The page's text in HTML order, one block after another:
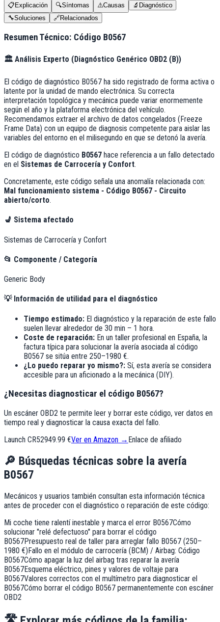
📋 Explicación 🔍Síntomas ⚠️Causas 🔬 Diagnóstico
🔧Soluciones 🔗Relacionados
Resumen Técnico: Código B0567
🏛️ Análisis Experto (Diagnóstico Genérico OBD2 (B))
El código de diagnóstico B0567 ha sido registrado de forma activa o
latente por la unidad de mando electrónica. Su correcta
interpretación topológica y mecánica puede variar enormemente
según el año y la plataforma electrónica del vehículo.
Recomendamos extraer el archivo de datos congelados (Freeze
Frame Data) con un equipo de diagnosis competente para aislar las
variables del entorno en el milisegundo en que se detonó la avería.
El código de diagnóstico B0567 hace referencia a un fallo detectado
en el Sistemas de Carrocería y Confort.
Concretamente, este código señala una anomalía relacionada con:
Mal funcionamiento sistema - Código B0567 - Circuito
abierto/corto.
💺 Sistema afectado
Sistemas de Carrocería y Confort
📂 Componente / Categoría
Generic Body
💡Información de utilidad para el diagnóstico
Tiempo estimado: El diagnóstico y la reparación de este fallo
suelen llevar alrededor de 30 min – 1 hora.
Coste de reparación: En un taller profesional en España, la
factura típica para solucionar la avería asociada al código
B0567 se sitúa entre 250–1980 €.
¿Lo puedo reparar yo mismo?: Sí, esta avería se considera
accesible para un aficionado a la mecánica (DIY).
¿Necesitas diagnosticar el código B0567?
Un escáner OBD2 te permite leer y borrar este código, ver datos en
tiempo real y diagnosticar la causa exacta del fallo.
Launch CR52949.99 €Ver en Amazon → Enlace de afiliado
🔎 Búsquedas técnicas sobre la avería
B0567
Mecánicos y usuarios también consultan esta información técnica
antes de proceder con el diagnóstico o reparación de este código:
Mi coche tiene ralentí inestable y marca el error B0567Cómo
solucionar "relé defectuoso" para borrar el código
B0567Presupuesto real de taller para arreglar fallo B0567 (250–
1980 €)Fallo en el módulo de carrocería (BCM) / Airbag: Código
B0567Cómo apagar la luz del airbag tras reparar la avería
B0567Esquema eléctrico, pines y valores de voltaje para
B0567Valores correctos con el multímetro para diagnosticar el
B0567Cómo borrar el código B0567 permanentemente con escáner
OBD2